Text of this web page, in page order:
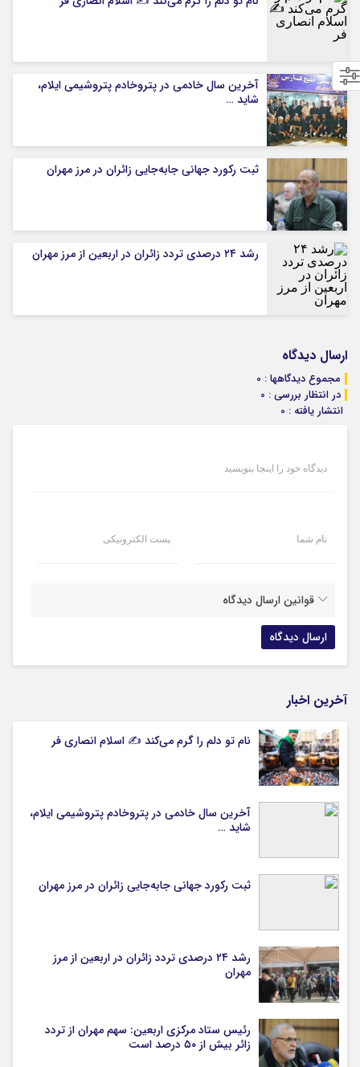
آخرین سال خادمی در پتروخادم پتروشیمی ایلام،
شاید …
ثبت رکورد جهانی جابه‌جایی زائران در مرز مهران
رشد ۲۴ درصدی تردد زائران در اربعین از مرز مهران
ارسال دیدگاه
مجموع دیدگاهها : 0
در انتظار بررسی : 0
انتشار یافته : 0
دیدگاه خود را اینجا بنویسید
نام شما پست الکترونیکی
قوانین ارسال دیدگاه
آخرین اخبار
نام تو دلم را گرم می‌کند ✍️ اسلام انصاری فر
آخرین سال خادمی در پتروخادم پتروشیمی ایلام،
شاید …
ثبت رکورد جهانی جابه‌جایی زائران در مرز مهران
رشد ۲۴ درصدی تردد زائران در اربعین از مرز
مهران
رئیس ستاد مرکزی اربعین: سهم مهران از تردد
زائر بیش از ۵۰ درصد است